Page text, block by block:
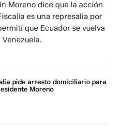
Moreno dice que la acción
es una represalia por
que Ecuador se vuelva
Venezuela.
pide arresto domiciliario para
Moreno